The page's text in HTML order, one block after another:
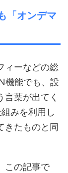
「オンデマ
ィーなどの総
機能でも、設
葉が出てく
みを利用し
きたものと同
この記事で